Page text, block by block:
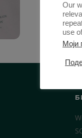
Our
use
Моји